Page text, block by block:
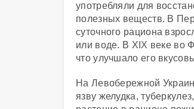
употребляли для
полезных веществ. В
суточного рациона
или воде. В XIX веке во
что улучшало его
На Левобережной
язву желудка,